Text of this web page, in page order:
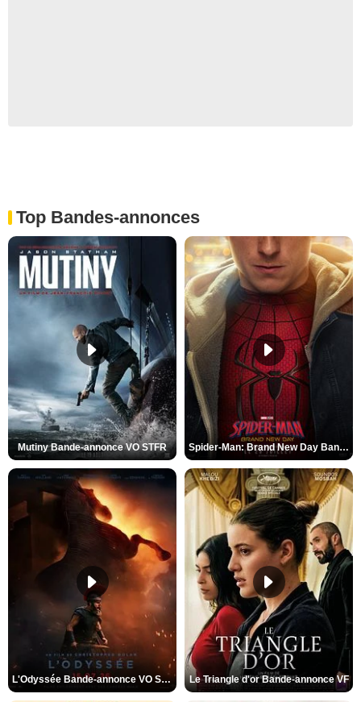
Top Bandes-annonces
Mutiny Bande-annonce VO STFR Spider-Man: Brand New Day Bande-annonce VO STFR
L'Odyssée Bande-annonce VO STFR Le Triangle d'or Bande-annonce VF